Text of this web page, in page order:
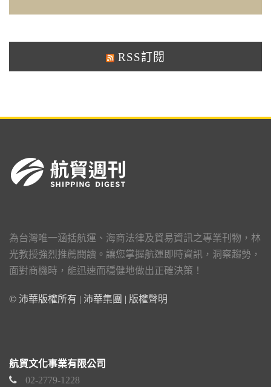
RSS訂閱
為台灣唯一涵括航運、海商法律及貿易資訊之專業刊物，林
光教授強烈推薦閱讀。讓您掌握航運即時資訊，洞察趨勢，
面對商機時，能迅速而穩健地做出正確決策！
© 沛華版權所有 | 沛華集團 | 版權聲明
航貿文化事業有限公司
02-2779-1228